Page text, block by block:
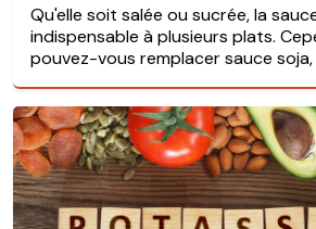
Qu'elle soit salée ou sucrée, la
indispensable à plusieurs plats.
pouvez-vous remplacer sauce soja,